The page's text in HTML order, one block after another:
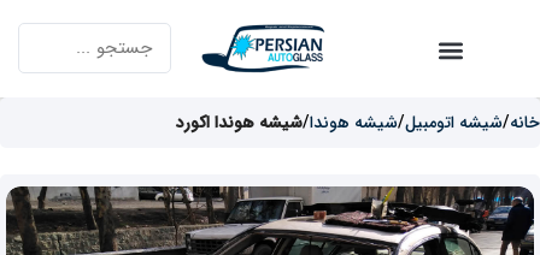
خانه شیشه اتومبیل شیشه هوندا شیشه هوندا اکورد